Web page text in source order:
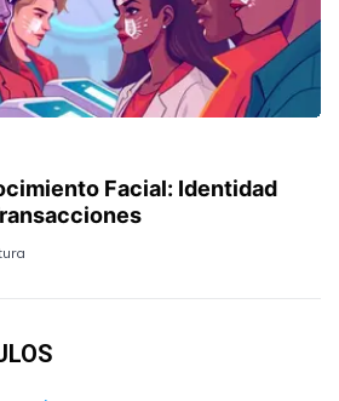
Facial: Identidad